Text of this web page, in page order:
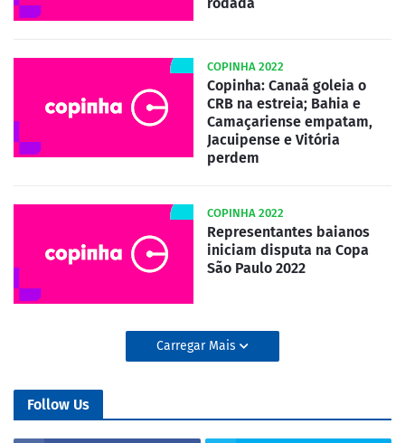
COPINHA 2022
Copinha: Canaã goleia o
CRB na estreia; Bahia e
Camaçariense empatam,
Jacuipense e Vitória
perdem
COPINHA 2022
Representantes baianos
iniciam disputa na Copa
São Paulo 2022
Carregar Mais
Follow Us